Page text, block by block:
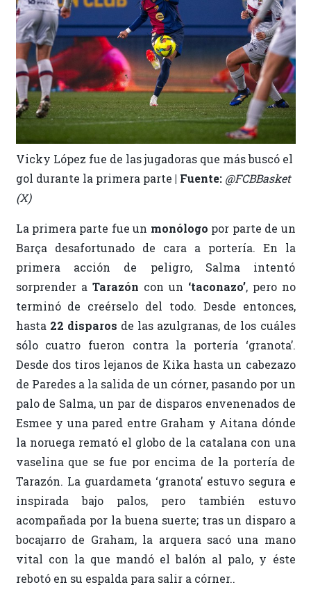
Vicky López fue de las jugadoras que más buscó el
gol durante la primera parte | Fuente: @FCBBasket
(X)
La primera parte fue un monólogo por parte de un
Barça desafortunado de cara a portería. En la
primera acción de peligro, Salma intentó
sorprender a Tarazón con un ‘taconazo’, pero no
terminó de creérselo del todo. Desde entonces,
hasta 22 disparos de las azulgranas, de los cuáles
sólo cuatro fueron contra la portería ‘granota’.
Desde dos tiros lejanos de Kika hasta un cabezazo
de Paredes a la salida de un córner, pasando por un
palo de Salma, un par de disparos envenenados de
Esmee y una pared entre Graham y Aitana dónde
la noruega remató el globo de la catalana con una
vaselina que se fue por encima de la portería de
Tarazón. La guardameta ‘granota’ estuvo segura e
inspirada bajo palos, pero también estuvo
acompañada por la buena suerte; tras un disparo a
bocajarro de Graham, la arquera sacó una mano
vital con la que mandó el balón al palo, y éste
rebotó en su espalda para salir a córner..